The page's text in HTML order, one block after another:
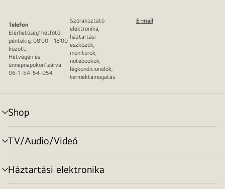
Telefon
Elérhetőség: hétfőtől -
péntekig, 08:00 - 18:00
között,
Hétvégén és
ünnepnapokon: zárva
06-1-54-54-054
Szórakoztató
elektronika,
háztartási
eszközök,
monitorok,
notebookok,
légkondicionálók,
terméktámogatás
E-mail
Shop
menu
toggle
TV/Audio/Videó
menu
toggle
Háztartási elektronika
menu
toggle